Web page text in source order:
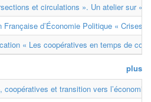
et circulations ». Un atelier sur «
Française d’Économie Politique « Crises
« Les coopératives en temps de
plus
coopératives et transition vers